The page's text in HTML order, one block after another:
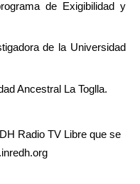
de Exigibilidad y
de la Universidad
Ancestral La Toglla.
Radio TV Libre que se